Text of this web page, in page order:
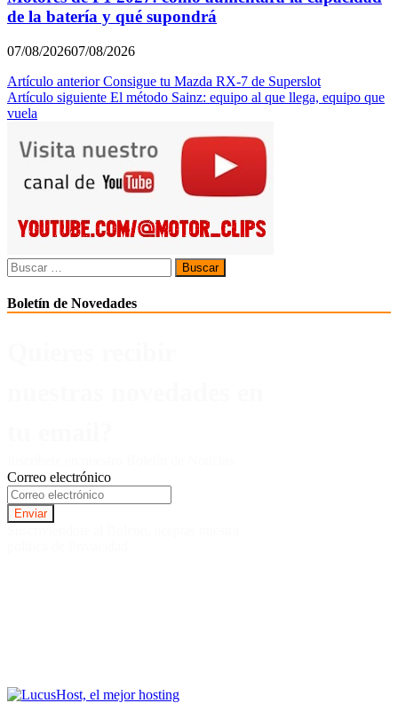
de la batería y qué supondrá
07/08/202607/08/2026
Navegación
de
Artículo anterior Consigue tu Mazda RX-7 de Superslot
Artículo siguiente El método Sainz: equipo al que llega, equipo que
vuela
Buscar:
Boletín de Novedades
Correo electrónico